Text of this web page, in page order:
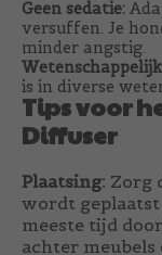
Geen sedatie:
versuffen. Je
minder angstig.
is in diverse
Tips voor
Diffuser
Plaatsing: Zorg
wordt
meeste tijd
achter